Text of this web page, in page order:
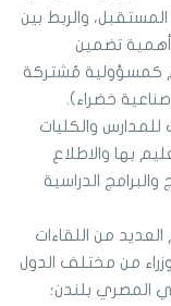
والربط بين
تضمين
كمسؤولية مُشتركة
خضراء).
للمدارس والكليات
بها والاطلاع
الدراسية
من اللقاءات
من مختلف الدول
المصري بلندن؛